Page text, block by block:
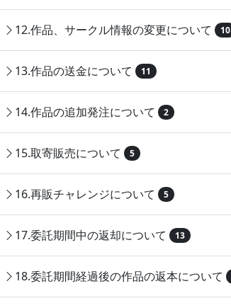
12.作品、サークル情報の変更について 10
13.作品の送金について 11
14.作品の追加発注について 2
15.取寄販売について 5
16.再販チャレンジについて 5
17.委託期間中の返却について 13
18.委託期間経過後の作品の返本について